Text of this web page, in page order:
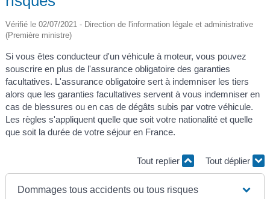
Vérifié le 02/07/2021 - Direction de l'information légale et administrative
(Première ministre)
Si vous êtes conducteur d'un véhicule à moteur, vous pouvez
souscrire en plus de l'assurance obligatoire des garanties
facultatives. L'assurance obligatoire sert à indemniser les tiers
alors que les garanties facultatives servent à vous indemniser en
cas de blessures ou en cas de dégâts subis par votre véhicule.
Les règles s'appliquent quelle que soit votre nationalité et quelle
que soit la durée de votre séjour en France.
Tout replier Tout déplier
Dommages tous accidents ou tous risques